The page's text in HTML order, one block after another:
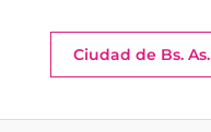
Ciudad de Bs. As.